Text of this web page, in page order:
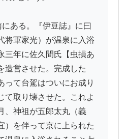
ある。『伊豆誌』に曰
将軍家光）が温泉に入浴
三年に佐久間氏【虫損あ
造営させた。完成した
って台駕はついにお成り
て取り壊させた。これよ
、神祖が五郎太丸（義
）を伴って京に上られた